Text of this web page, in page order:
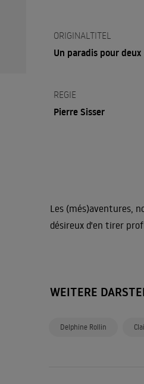
ORIGINALTITEL
Un paradis pour deux
REGIE
Pierre Sisser
Les (més)aventures,
désireux d'en tirer
WEITERE
Delphine Rollin